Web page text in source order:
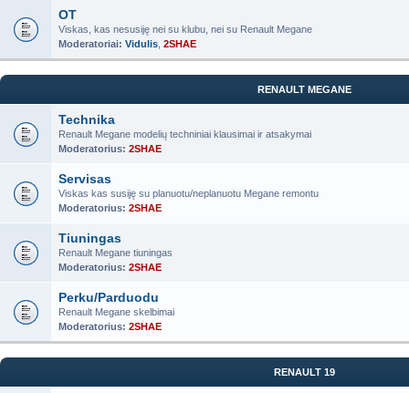
OT
Viskas, kas nesusiję nei su klubu, nei su Renault Megane
Moderatoriai: Vidulis 2SHAE
RENAULT MEGANE
Technika
Renault Megane modelių techniniai klausimai ir atsakymai
Moderatorius: 2SHAE
Servisas
Viskas kas susiję su planuotu/neplanuotu Megane remontu
Moderatorius: 2SHAE
Tiuningas
Renault Megane tiuningas
Moderatorius: 2SHAE
Perku/Parduodu
Renault Megane skelbimai
Moderatorius: 2SHAE
RENAULT 19